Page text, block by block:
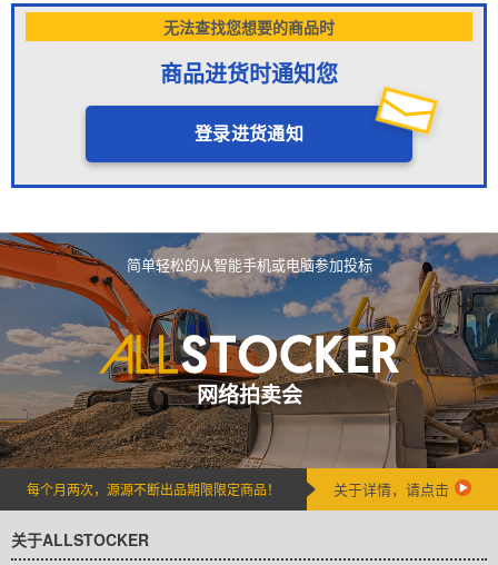
无法查找您想要的商品时
商品进货时通知您
登录进货通知
简单轻松的从智能手机或电脑参加投标
网络拍卖会
每个月两次，源源不断出品期限限定商品！ 关于详情，请点击
关于ALLSTOCKER